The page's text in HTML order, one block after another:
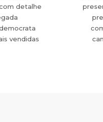
detalhe
vendidas